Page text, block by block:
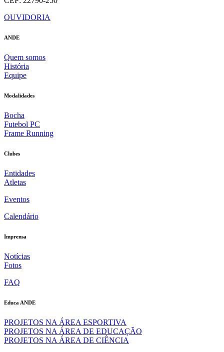
OUVIDORIA
ANDE
Quem somos
História
Equipe
Modalidades
Bocha
Futebol PC
Frame Running
Clubes
Entidades
Atletas
Eventos
Calendário
Imprensa
Notícias
Fotos
FAQ
Educa ANDE
PROJETOS NA ÁREA ESPORTIVA
PROJETOS NA ÁREA DE EDUCAÇÃO
PROJETOS NA ÁREA DE CIÊNCIA